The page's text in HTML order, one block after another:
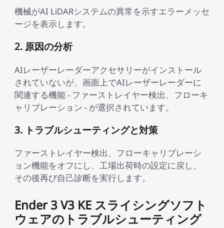
機械がAI LiDARシステムの異常を示すエラーメッセ
ージを表示します。
2. 原因の分析
AIレーザーレーダーアクセサリーがインストール
されていないが、画面上でAIレーザーレーダーに
関連する機能 - ファーストレイヤー検出、フローキ
ャリブレーション - が選択されています。
3. トラブルシューティングと対策
ファーストレイヤー検出、フローキャリブレーシ
ョン機能をオフにし、工場出荷時の設定に戻し、
その後再び自己診断を実行します。
Ender 3 V3 KE スライシングソフト
ウェアのトラブルシューティング